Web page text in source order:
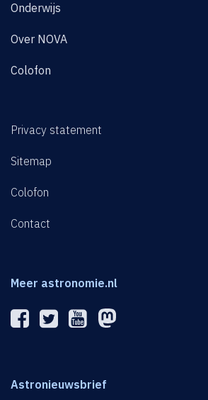
Onderwijs
Over NOVA
Colofon
Privacy statement
Sitemap
Colofon
Contact
Meer astronomie.nl
Astronieuwsbrief